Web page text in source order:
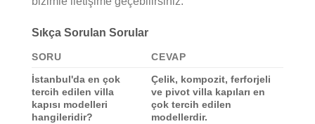
Sıkça Sorulan Sorular
SORU
CEVAP
İstanbul'da en çok
tercih edilen villa
kapısı modelleri
hangileridir?
Çelik, kompozit, ferforjeli
ve pivot villa kapıları en
çok tercih edilen
modellerdir.